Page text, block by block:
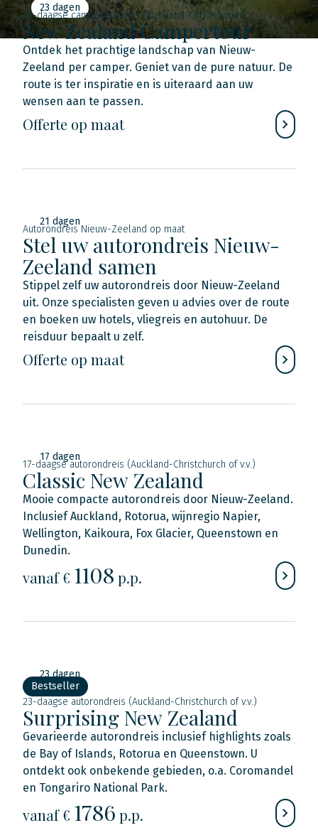
23 dagen
23-daagse camperrondreis (Auckland-Christchurch)
New Zealand Campertour
Ontdek het prachtige landschap van Nieuw-
Zeeland per camper. Geniet van de pure natuur. De
route is ter inspiratie en is uiteraard aan uw
wensen aan te passen.
Offerte op maat
21 dagen
Autorondreis Nieuw-Zeeland op maat
Stel uw autorondreis Nieuw-
Zeeland samen
Stippel zelf uw autorondreis door Nieuw-Zeeland
uit. Onze specialisten geven u advies over de route
en boeken uw hotels, vliegreis en autohuur. De
reisduur bepaalt u zelf.
Offerte op maat
17 dagen
17-daagse autorondreis (Auckland-Christchurch of v.v.)
Classic New Zealand
Mooie compacte autorondreis door Nieuw-Zeeland.
Inclusief Auckland, Rotorua, wijnregio Napier,
Wellington, Kaikoura, Fox Glacier, Queenstown en
Dunedin.
vanaf € 1108 p.p.
23 dagen
Bestseller
23-daagse autorondreis (Auckland-Christchurch of v.v.)
Surprising New Zealand
Gevarieerde autorondreis inclusief highlights zoals
de Bay of Islands, Rotorua en Queenstown. U
ontdekt ook onbekende gebieden, o.a. Coromandel
en Tongariro National Park.
vanaf € 1786 p.p.